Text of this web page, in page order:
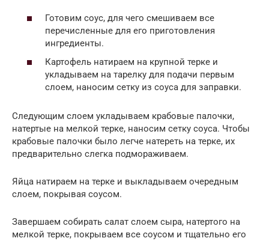
Готовим соус, для чего смешиваем все
перечисленные для его приготовления
ингредиенты.
Картофель натираем на крупной терке и
укладываем на тарелку для подачи первым
слоем, наносим сетку из соуса для заправки.
Следующим слоем укладываем крабовые палочки,
натертые на мелкой терке, наносим сетку соуса. Чтобы
крабовые палочки было легче натереть на терке, их
предварительно слегка подмораживаем.
Яйца натираем на терке и выкладываем очередным
слоем, покрывая соусом.
Завершаем собирать салат слоем сыра, натертого на
мелкой терке, покрываем все соусом и тщательно его